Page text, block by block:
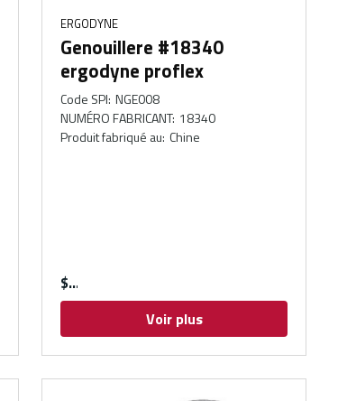
ERGODYNE
Genouillere #18340
ergodyne proflex
Code SPI: NGE008
NUMÉRO FABRICANT: 18340
Produit fabriqué au: Chine
$
Voir plus